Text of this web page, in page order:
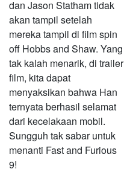
dan Jason Statham tidak
akan tampil setelah
mereka tampil di film spin
off Hobbs and Shaw. Yang
tak kalah menarik, di trailer
film, kita dapat
menyaksikan bahwa Han
ternyata berhasil selamat
dari kecelakaan mobil.
Sungguh tak sabar untuk
menanti Fast and Furious
9!